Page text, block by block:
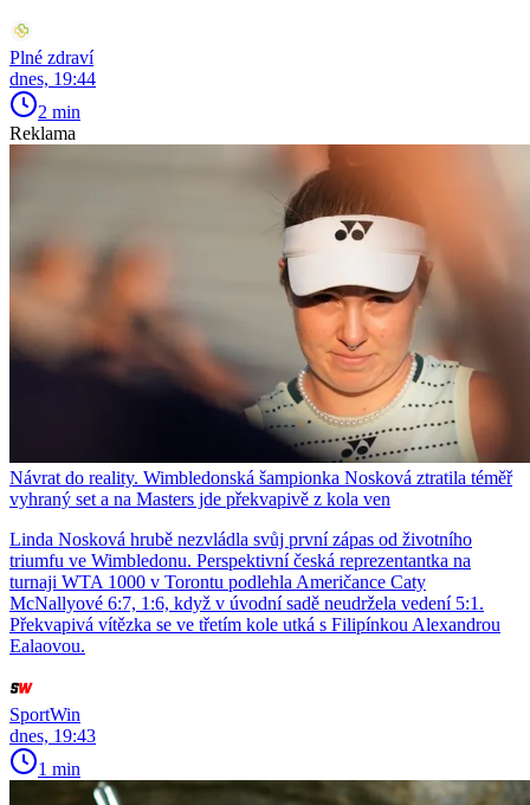
Plné zdraví
dnes, 19:44
2 min
Reklama
Návrat do reality. Wimbledonská šampionka Nosková ztratila téměř
vyhraný set a na Masters jde překvapivě z kola ven
Linda Nosková hrubě nezvládla svůj první zápas od životního
triumfu ve Wimbledonu. Perspektivní česká reprezentantka na
turnaji WTA 1000 v Torontu podlehla Američance Caty
McNallyové 6:7, 1:6, když v úvodní sadě neudržela vedení 5:1.
Překvapivá vítězka se ve třetím kole utká s Filipínkou Alexandrou
Ealaovou.
SportWin
dnes, 19:43
1 min